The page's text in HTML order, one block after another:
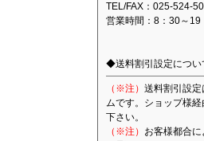
TEL/FAX：025-524-
営業時間：8：30～19
◆送料割引設定につい
（※注） 送料割引設
ムです。ショップ様
下さい。
（※注） お客様都合